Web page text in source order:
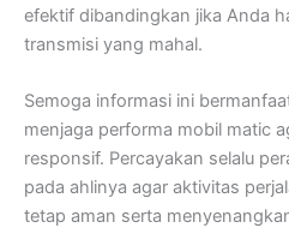
efektif dibandingkan jika Anda
transmisi yang mahal.
Semoga informasi ini
menjaga performa mobil matic
responsif. Percayakan selalu
pada ahlinya agar aktivitas
tetap aman serta